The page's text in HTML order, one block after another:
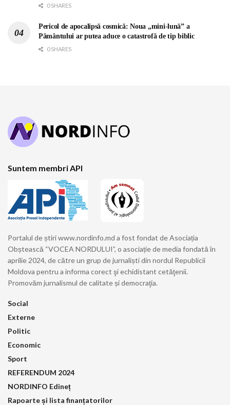
0 SHARES
Pericol de apocalipsă cosmică: Noua „mini-lună” a
Pământului ar putea aduce o catastrofă de tip biblic
0 SHARES
Suntem membri API
Portalul de știri www.nordinfo.md a fost fondat de Asociația
Obștească “VOCEA NORDULUI”, o asociație de media fondată în
aprilie 2024, de către un grup de jurnaliști din nordul Republicii
Moldova pentru a informa corect şi echidistant cetăţenii.
Promovăm jurnalismul de calitate și democraţia.
Social
Externe
Politic
Economic
Sport
REFERENDUM 2024
NORDINFO Edineț
Rapoarte și lista finanțatorilor